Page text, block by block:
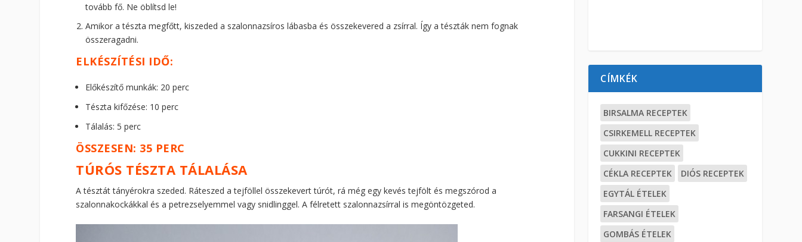
tovább fő. Ne öblítsd le!
Amikor a tészta megfőtt, kiszeded a szalonnazsíros lábasba és összekevered a zsírral. Így a tészták nem fognak
összeragadni.
ELKÉSZÍTÉSI IDŐ:
Előkészítő munkák: 20 perc
Tészta kifőzése: 10 perc
Tálalás: 5 perc
ÖSSZESEN: 35 PERC
TÚRÓS TÉSZTA TÁLALÁSA
A tésztát tányérokra szeded. Ráteszed a tejföllel összekevert túrót, rá még egy kevés tejfölt és megszórod a
szalonnakockákkal és a petrezselyemmel vagy snidlinggel. A félretett szalonnazsírral is megöntözgeted.
CÍMKÉK
BIRSALMA RECEPTEK
CSIRKEMELL RECEPTEK
CUKKINI RECEPTEK
CÉKLA RECEPTEK
DIÓS RECEPTEK
EGYTÁL ÉTELEK
FARSANGI ÉTELEK
GOMBÁS ÉTELEK